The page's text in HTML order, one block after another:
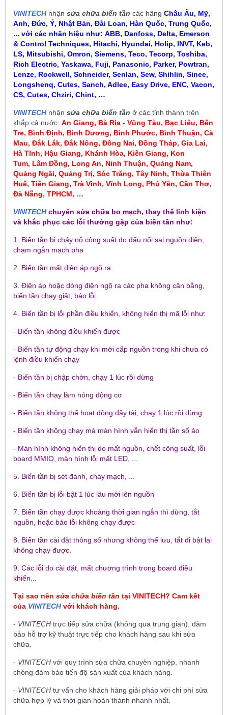
VINITECHnhận sửa chữa biến tần các hãng Châu Âu, Mỹ,
Anh, Đức, Ý, Nhật Bản, Đài Loan, Hàn Quốc, Trung Quốc,
... với các nhãn hiệu như: ABB, Danfoss, Delta, Emerson
& Control Techniques, Hitachi, Hyundai, Holip, INVT, Keb,
LS, Mitsubishi, Omron, Siemens, Teco, Tecorp, Toshiba,
Rich Electric, Yaskawa, Fuji, Panasonic, Parker, Powtran,
Lenze, Rockwell, Schneider, Senlan, Sew, Shihlin, Sinee,
Longshenq, Cutes, Sanch, Adlee, Easy Drive, ENC, Vacon,
CS, Cutes, Chziri, Chint, …
VINITECHnhận sửa chữa biến tần ở các tỉnh thành trên
khắp cả nước: An Giang, Bà Rịa - Vũng Tàu, Bạc Liêu, Bến
Tre, Bình Định, Bình Dương, Bình Phước, Bình Thuận, Cà
Mau, Đắk Lắk, Đắk Nông, Đồng Nai, Đồng Tháp, Gia Lai,
Hà Tĩnh, Hậu Giang, Khánh Hòa, Kiên Giang, Kon
Tum, Lâm Đồng, Long An, Ninh Thuận, Quảng Nam,
Quảng Ngãi, Quảng Trị, Sóc Trăng, Tây Ninh, Thừa Thiên
Huế, Tiền Giang, Trà Vinh, Vĩnh Long, Phú Yên, Cần Thơ,
Đà Nẵng, TPHCM, …
VINITECHchuyên sửa chữa bo mạch, thay thế linh kiện
và khắc phục các lỗi thường gặp của biến tần như:
1. Biến tần bị cháy nổ công suất do đấu nối sai nguồn điện,
chạm ngắn mạch pha
2. Biến tần mất điện áp ngõ ra
3. Điện áp hoặc dòng điện ngõ ra các pha không cân bằng,
biến tần chạy giật, báo lỗi
4. Biến tần bị lỗi phần điều khiển, không hiển thị mã lỗi như:
- Biến tần không điều khiển được
- Biến tần tự động chạy khi mới cấp nguồn trong khi chưa có
lệnh điều khiển chạy
- Biến tần bị chập chờn, chạy 1 lúc rồi dừng
- Biến tần chạy làm nóng động cơ
- Biến tần không thể hoạt động đầy tải, chạy 1 lúc rồi dừng
- Biến tần không chạy mà màn hình vẫn hiển thị tần số ảo
- Màn hình không hiển thị do mất nguồn, chết công suất, lỗi
board MMIO, màn hình lỗi mất LED, ...
5. Biến tần bị sét đánh, cháy mạch, ...
6. Biến tần bị lỗi bật 1 lúc lâu mới lên nguồn
7. Biến tần chạy được khoảng thời gian ngắn thì dừng, tắt
nguồn, hoặc báo lỗi không chạy được
8. Biến tần cài đặt thông số nhưng không thể lưu, tắt đi bật lại
không chạy được.
9. Các lỗi do cài đặt, mất chương trình trong board điều
khiển...
Tại sao nên sửa chữa biến tần tại VINITECH? Cam kết
của VINITECHvới khách hàng.
- VINITECH trực tiếp sửa chữa (không qua trung gian), đảm
bảo hỗ trợ kỹ thuật trực tiếp cho khách hàng sau khi sửa
chữa.
- VINITECH với quy trình sửa chữa chuyên nghiệp, nhanh
chóng đảm bảo tiến độ sản xuất của khách hàng.
- VINITECH tư vấn cho khách hàng giải pháp với chi phí sửa
chữa hợp lý và thời gian hoàn thành nhanh nhất.